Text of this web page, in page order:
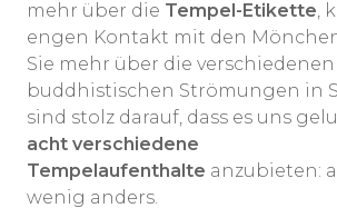
mehr über die Tempel-Etikette,
engen Kontakt mit den
Sie mehr über die verschiedenen
buddhistischen Strömungen in
sind stolz darauf, dass es uns
acht verschiedene
Tempelaufenthalte anzubieten:
wenig anders.